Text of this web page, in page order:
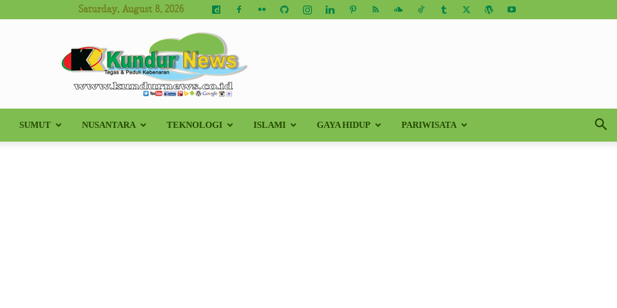
Saturday, August 8, 2026
Kundur
SUMUT NUSANTARA TEKNOLOGI ISLAMI GAYA HIDUP PARIWISATA